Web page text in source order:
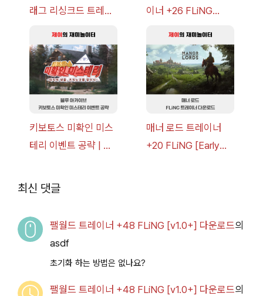
래그 리싱크드 트레이
v1.0+] 다운로드
이너 +26 FLiNG
드
키보토스 미확인 미스
테리 이벤트 공략 | 블
매너 로드 트레이너
+20 FLiNG [Early
최신 댓글
팰월드 트레이너 +48 FLiNG [v1.0+] 다운로드의
asdf
초기화 하는 방법은 없나요?
팰월드 트레이너 +48 FLiNG [v1.0+] 다운로드의